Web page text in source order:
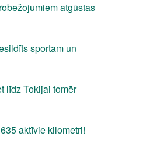
atgūstas
sportam un
līdz Tokijai tomēr
aktīvie kilometri!